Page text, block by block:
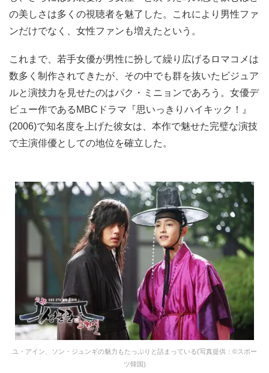
の美しさは多くの視聴者を魅了した。これにより男性ファ
ンだけでなく、女性ファンも増えたという。
これまで、若手女優が男性に扮して繰り広げるロマコメは
数多く制作されてきたが、その中でも群を抜いたビジュア
ルと演技力を見せたのはパク・ミニョンであろう。女優デ
ビュー作であるMBCドラマ『思いっきりハイキック！』
(2006)で知名度を上げた彼女は、本作で魅せた完璧な演技
で主演俳優としての地位を確立した。
ユ・アイン、ソン・ジュンギの魅力もたっぷりと詰まっている(写真提供：©スポー
ツ韓国)